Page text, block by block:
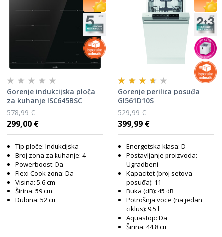
Gorenje indukcijska ploča
za kuhanje ISC645BSC
578,99 €
299,00 €
Tip ploče: Indukcijska
Broj zona za kuhanje: 4
Powerboost: Da
Flexi Cook zona: Da
Visina: 5.6 cm
Širina: 59 cm
Dubina: 52 cm
Gorenje perilica posuđa
GI561D10S
529,99 €
399,99 €
Energetska klasa: D
Postavljanje proizvoda:
Ugradbeni
Kapacitet (broj setova
posuđa): 11
Buka (dB): 45 dB
Potrošnja vode (na jedan
ciklus): 9.5 l
Aquastop: Da
Širina: 44.8 cm